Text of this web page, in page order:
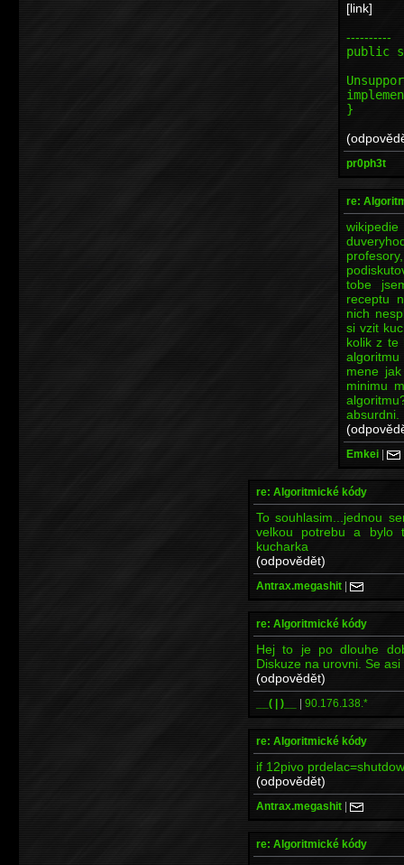
[link]
----------
public
}
pr0ph3t
re:
tobe
receptu
nich
si vzit
kolik z te
mene
minimu
absurdni.
Emkei |
re: Algoritmické kódy
To souhlasim...jednou
velkou potrebu a bylo
kucharka
(odpovědět)
Antrax.megashit |
re: Algoritmické kódy
Hej to je po dlouhe
Diskuze na urovni. Se
(odpovědět)
__( | )__ | 90.176.138.*
re: Algoritmické kódy
if 12pivo
(odpovědět)
Antrax.megashit |
re: Algoritmické kódy